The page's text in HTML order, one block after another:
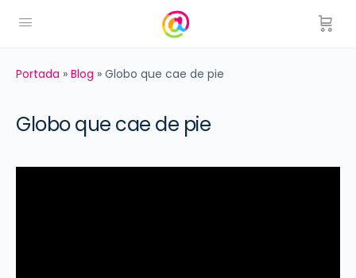
Portada » Blog » Globo que cae de pie
Globo que cae de pie